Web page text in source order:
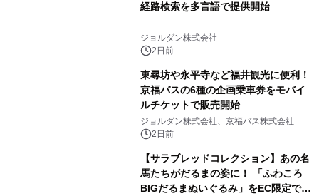
経路検索を多言語で提供開始
ジョルダン株式会社
2日前
東尋坊や永平寺など福井観光に便利！
京福バスの6種の企画乗車券をモバイ
ルチケットで販売開始
ジョルダン株式会社、京福バス株式会社
2日前
【サラブレッドコレクション】あの名
馬たちがだるまの姿に！ 「ふわころ
BIGだるまぬいぐるみ」をEC限定で受